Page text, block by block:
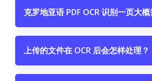
克罗地亚语 PDF OCR 识别一页大
上传的文件在 OCR 后会怎样处理？